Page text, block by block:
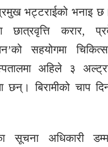
भट्टराईको भनाइ
छात्रवृत्ति करार,
सहयोगमा
अहिले ३
छन्। बिरामीको चाप
सूचना अधिकारी